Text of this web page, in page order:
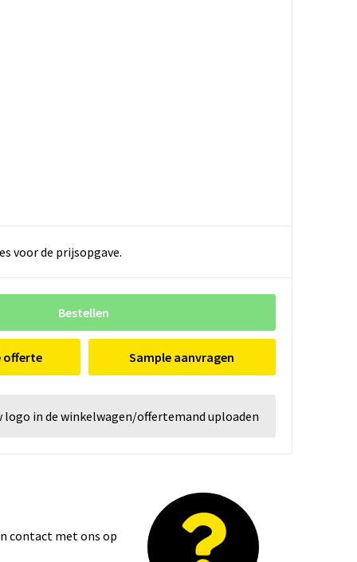
voor de prijsopgave.
Bestellen
offerte Sample aanvragen
logo in de winkelwagen/offertemand uploaden
contact met ons op